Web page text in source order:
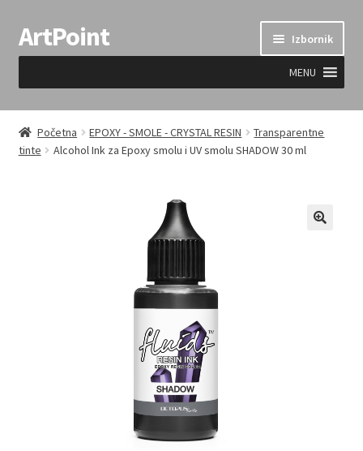
Preskoči
na
Skoči
do
ArtPoint Izbornik
MENU
Uvjeti prodaje
Početna EPOXY - SMOLE - CRYSTAL RESIN
Transparentne
tinte
Alcohol Ink za Epoxy smolu i UV smolu SHADOW 30 ml